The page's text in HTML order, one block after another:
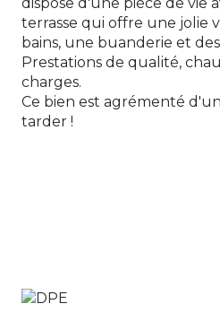
terrasse qui offre une jolie
bains, une buanderie et
Prestations de qualité,
charges.
Ce bien est agrémenté
tarder !